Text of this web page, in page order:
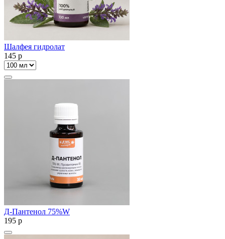
Шалфея гидролат
145 p
Д-Пантенол 75%W
195 p